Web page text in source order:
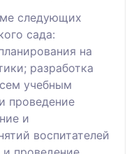
следующих
сада:
на
разработка
учебным
проведение
и
воспитателей